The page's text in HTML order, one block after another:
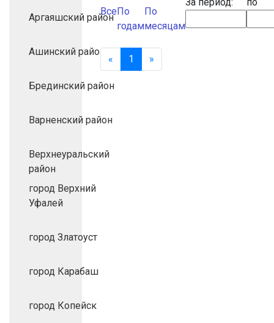
Аргаяшский район
Ашинский район
Брединский район
Варненский район
Верхнеуральский
район
город Верхний
Уфалей
город Златоуст
город Карабаш
город Копейск
ВсеПо
годам
По
месяцам
« Назад
1 (текущая)
»